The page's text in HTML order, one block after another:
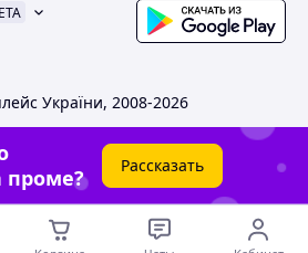
України, 2008-2026
проме?
Рассказать